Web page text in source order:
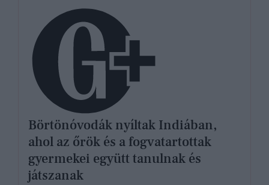
Börtönóvodák nyíltak Indiában,
ahol az őrök és a fogvatartottak
gyermekei együtt tanulnak és
játszanak